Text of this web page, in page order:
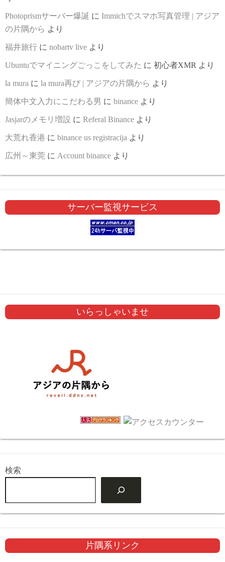
Photoprismサーバー爆誕 に Immichでスマホ写真管理 | アジア
の片隅から より
福井旅行 に nobartv live より
Ubuntuでマイニングごっこをしてみた に 初心者XMR より
la mura に la mura再び | アジアの片隅から より
簡体中文入力にこだわる男 に binance より
Jasjarのメモリ増設 に Referal Binance より
大荒れ香港 に binance us registracija より
広州～東莞 に Account binance より
サーバー監視サービス
いらっしゃいませ
検索
片隅系リンク